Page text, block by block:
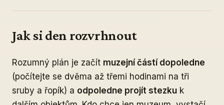
Jak si den rozvrhnout
Rozumný plán je začít muzejní částí dopoledne
(počítejte se dvěma až třemi hodinami na tři
sruby a řopík) a odpoledne projít stezku k